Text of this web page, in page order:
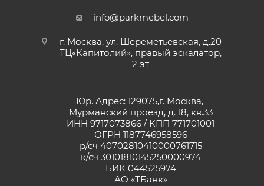
info@parkmebel.com
г. Москва, ул. Шереметьевская, д.20
ТЦ«Капитолий», правый эскалатор,
2 эт
Юр. Адрес: 129075,г. Москва,
Мурманский проезд, д. 18, кв.33
ИНН 9717073866 / КПП 771701001
ОГРН 1187746958596
р/сч 40702810410000761715
к/сч 30101810145250000974
БИК 044525974
АО «ТБанк»